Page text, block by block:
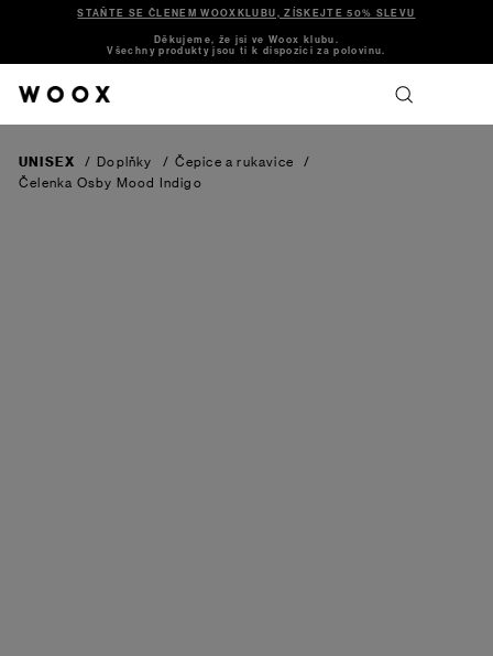
STAŇTE SE ČLENEM WOOXKLUBU, ZÍSKEJTE 50% SLEVU
Děkujeme, že jsi ve Woox klubu.
Všechny produkty jsou ti k dispozici za polovinu.
UNISEX / Doplňky / Čepice a rukavice
/
Čelenka Osby Mood Indigo